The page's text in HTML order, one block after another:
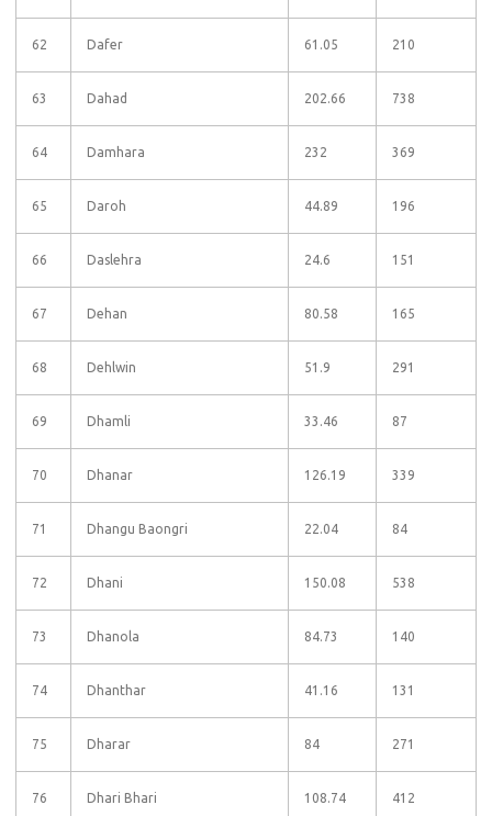
62 Dafer 61.05 210
63 Dahad 202.66 738
64 Damhara 232 369
65 Daroh 44.89 196
66 Daslehra 24.6 151
67 Dehan 80.58 165
68 Dehlwin 51.9 291
69 Dhamli 33.46 87
70 Dhanar 126.19 339
71 Dhangu Baongri 22.04 84
72 Dhani 150.08 538
73 Dhanola 84.73 140
74 Dhanthar 41.16 131
75 Dharar 84 271
76 Dhari Bhari 108.74 412